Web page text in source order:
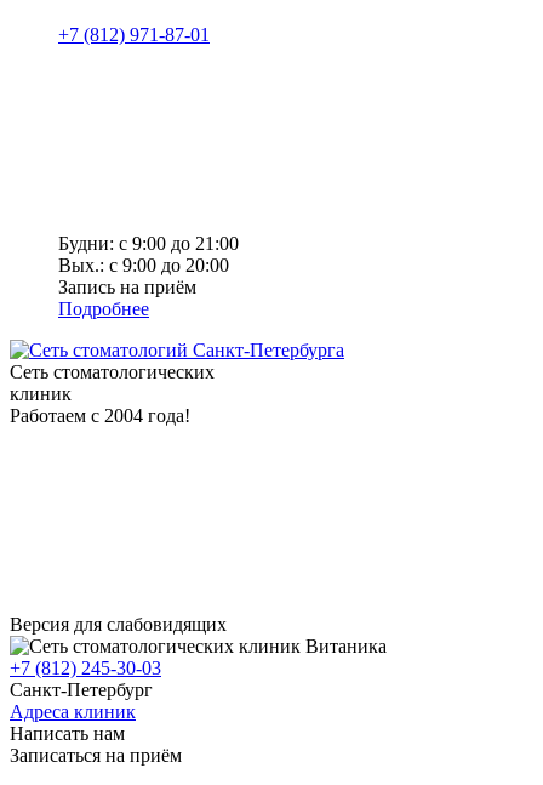
+7 (812) 971-87-01
Будни: с 9:00 до 21:00
Вых.: с 9:00 до 20:00
Запись на приём
Подробнее
Сеть стоматологических
клиник
Работаем с 2004 года!
Версия для слабовидящих
+7 (812) 245-30-03
Санкт-Петербург
Адреса клиник
Написать нам
Записаться на приём